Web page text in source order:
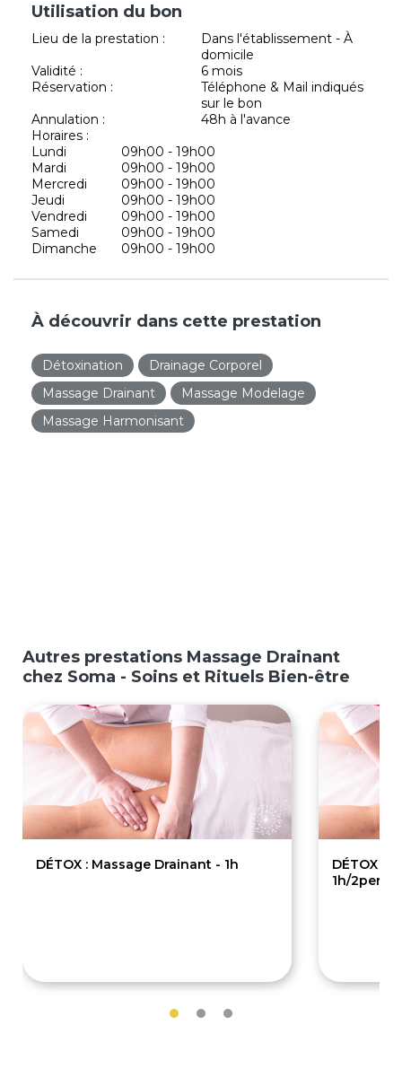
Utilisation du bon
Lieu de la prestation :
Dans l'établissement - À
domicile
Validité :
6 mois
Réservation :
Téléphone & Mail indiqués
sur le bon
Annulation :
48h à l'avance
Horaires :
Lundi
09h00 - 19h00
Mardi
09h00 - 19h00
Mercredi
09h00 - 19h00
Jeudi
09h00 - 19h00
Vendredi
09h00 - 19h00
Samedi
09h00 - 19h00
Dimanche
09h00 - 19h00
À découvrir dans cette prestation
Détoxination
Drainage Corporel
Massage Drainant
Massage Modelage
Massage Harmonisant
Autres prestations Massage Drainant
chez Soma - Soins et Rituels Bien-être
DÉTOX : Massage Drainant - 1h
DÉTOX :
1h/2pers